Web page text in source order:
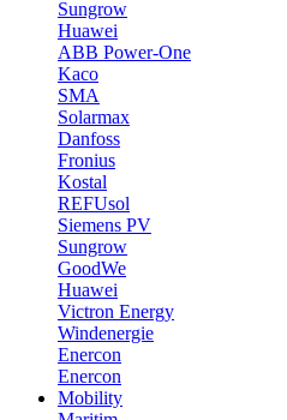
Sungrow
Huawei
ABB Power-One
Kaco
SMA
Solarmax
Danfoss
Fronius
Kostal
REFUsol
Siemens PV
Sungrow
GoodWe
Huawei
Victron Energy
Windenergie
Enercon
Enercon
Mobility